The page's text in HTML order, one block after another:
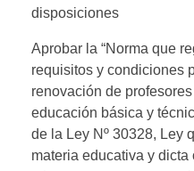
disposiciones
Aprobar la “Norma que
requisitos y condiciones
renovación de
educación básica y
de la Ley Nº 30328, Ley
materia educativa y dicta